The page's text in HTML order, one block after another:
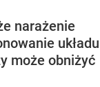
narażenie
układu
może obniżyć